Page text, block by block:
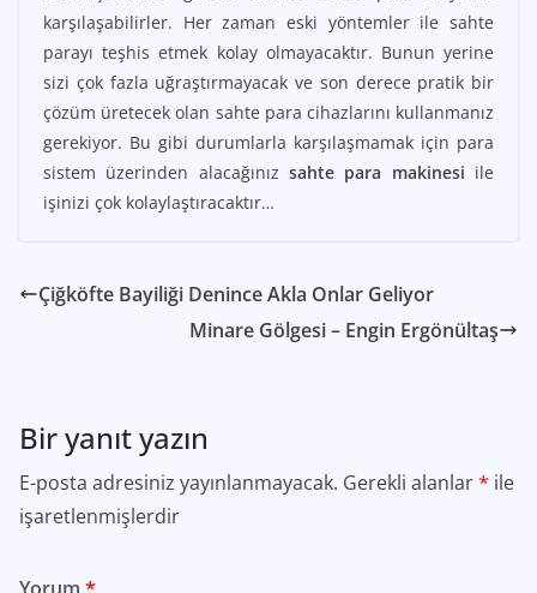
karşılaşabilirler. Her zaman eski yöntemler ile sahte
parayı teşhis etmek kolay olmayacaktır. Bunun yerine
sizi çok fazla uğraştırmayacak ve son derece pratik bir
çözüm üretecek olan sahte para cihazlarını kullanmanız
gerekiyor. Bu gibi durumlarla karşılaşmamak için para
sistem üzerinden alacağınız sahte para makinesi ile
işinizi çok kolaylaştıracaktır…
Çiğköfte Bayiliği Denince Akla Onlar Geliyor
Minare Gölgesi – Engin Ergönültaş
Bir yanıt yazın
E-posta adresiniz yayınlanmayacak. Gerekli alanlar* ile
işaretlenmişlerdir